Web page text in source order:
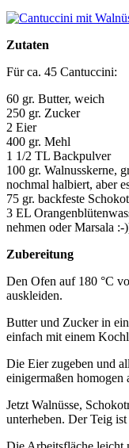
Zutaten
Für ca. 45 Cantuccini:
60 gr. Butter, weich
250 gr. Zucker
2 Eier
400 gr. Mehl
1 1/2 TL Backpulver
100 gr. Walnusskerne,
nochmal halbiert, aber
75 gr. backfeste
3 EL
nehmen oder Marsala :-
Zubereitung
Den Ofen auf 180 °C
auskleiden.
Butter und Zucker in
einfach mit einem
Die Eier zugeben und
einigermaßen homogen
Jetzt Walnüsse,
unterheben. Der Teig